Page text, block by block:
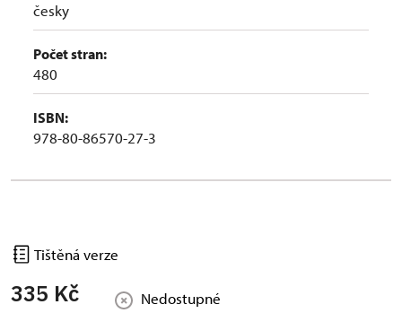
česky
Počet stran:
480
ISBN:
978-80-86570-27-3
Tištěná verze
335 Kč Nedostupné